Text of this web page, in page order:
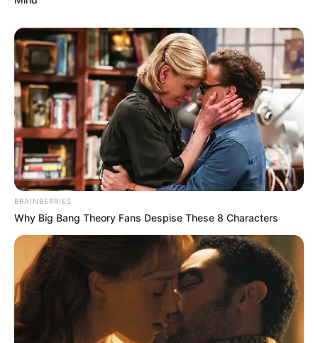
περισσότερες ευκαιρίες για την κοινωνία, με
περισσότερη δύναμη για τη χώρα.».
Τελευταία νέα
Βίντεο ντοκουμέντο: Έφηβοι έβαλαν
φωτιά σε δάσος στα Βριλήσσια
Σκιάθος: 15χρονος κατήγγειλε 17χρονο
για σεξουαλική κακοποίηση – Τον
απειλούσε ότι θα ανέβαζε βίντεο στο
Διαρρήξεις τον Αύγουστο: Καρέ-καρέ η
Δράση των Συμμοριών
BRAINBERRIES
Why Big Bang Theory Fans Despise These 8 Characters